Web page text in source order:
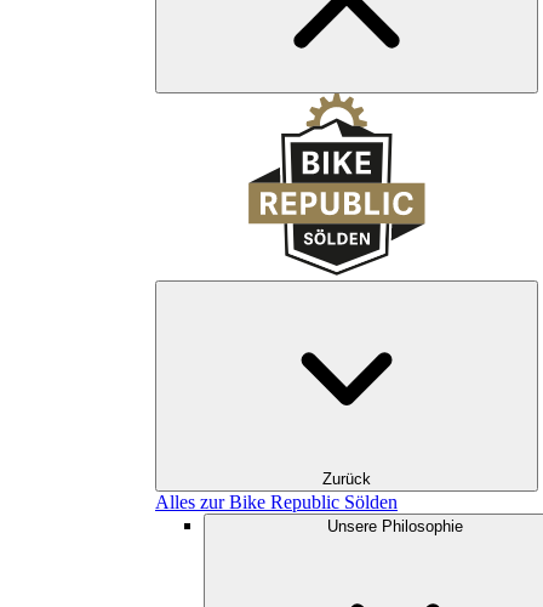
Zurück
Alles zur Bike Republic Sölden
Unsere Philosophie